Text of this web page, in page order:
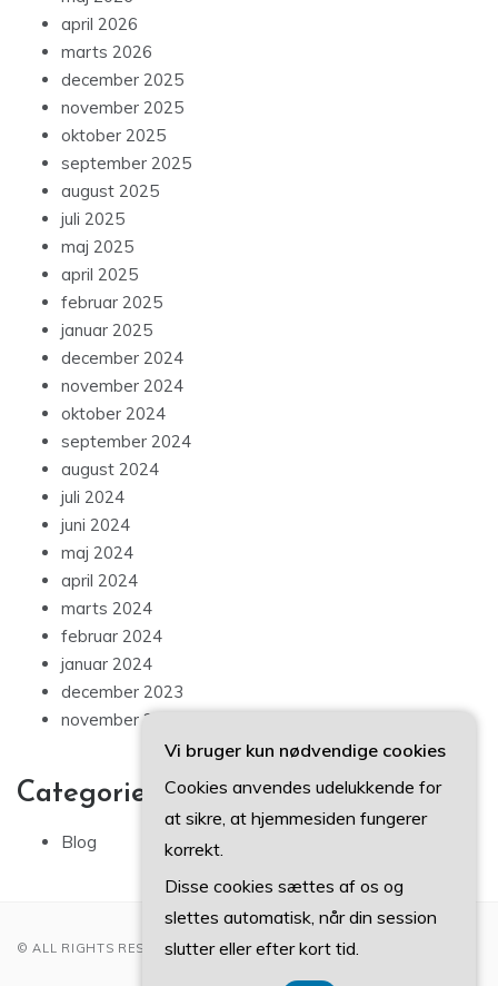
april 2026
marts 2026
december 2025
november 2025
oktober 2025
september 2025
august 2025
juli 2025
maj 2025
april 2025
februar 2025
januar 2025
december 2024
november 2024
oktober 2024
september 2024
august 2024
juli 2024
juni 2024
maj 2024
april 2024
marts 2024
februar 2024
januar 2024
december 2023
november 2023
Categories
Blog
© ALL RIGHTS RESERVED 2022
Vi bruger kun nødvendige cookies
Cookies anvendes udelukkende for
at sikre, at hjemmesiden fungerer
korrekt.
Disse cookies sættes af os og
slettes automatisk, når din session
slutter eller efter kort tid.